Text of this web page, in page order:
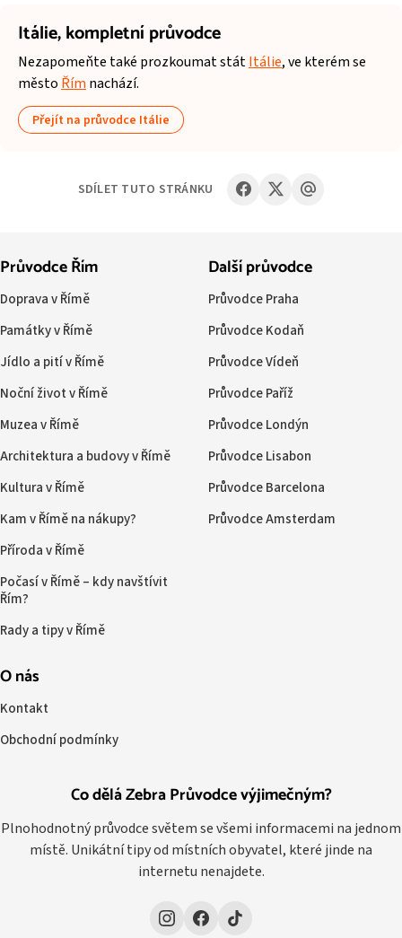
Itálie,kompletní průvodce
Nezapomeňte také prozkoumat státItálie, ve kterém se
město Řím nachází.
Přejít na průvodce Itálie
SDÍLET TUTO STRÁNKU
Co dělá Zebra Průvodce výjimečným?
Plnohodnotný průvodce světem se všemi informacemi na jednom
místě. Unikátní tipy od místních obyvatel, které jinde na
internetu nenajdete.
Průvodce Řím
Doprava v Římě
Památky v Římě
Jídlo a pití v Římě
Noční život v Římě
Muzea v Římě
Architektura a budovy v Římě
Kultura v Římě
Kam v Římě na nákupy?
Příroda v Římě
Počasí v Římě – kdy navštívit
Řím?
Rady a tipy v Římě
Další průvodce
Průvodce Praha
Průvodce Kodaň
Průvodce Vídeň
Průvodce Paříž
Průvodce Londýn
Průvodce Lisabon
Průvodce Barcelona
Průvodce Amsterdam
O nás
Kontakt
Obchodní podmínky